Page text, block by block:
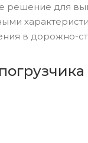
решение для
в дорожно-